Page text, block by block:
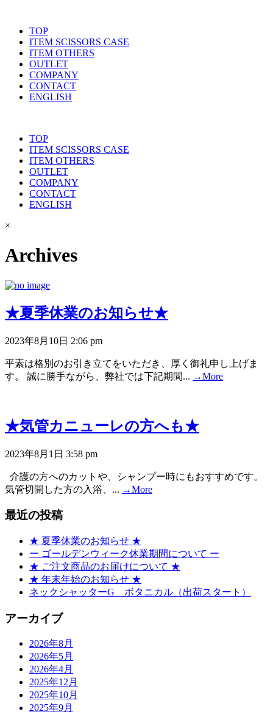
TOP
ITEM SCISSORS CASE
ITEM OTHERS
OUTLET
COMPANY
CONTACT
ENGLISH
TOP
ITEM SCISSORS CASE
ITEM OTHERS
OUTLET
COMPANY
CONTACT
ENGLISH
×
Archives
★夏季休業のお知らせ★
2023年8月10日 2:06 pm
平素は格別のお引き立てをいただき、厚く御礼申し上げま
す。 誠に勝手ながら、弊社では下記期間... →More
★気管カニューレの方へも★
2023年8月1日 3:58 pm
介護の方へのカットや、シャンプー時にもおすすめです。
気管切開した方の入浴、... →More
最近の投稿
★ 夏季休業のお知らせ ★
ー ゴールデンウィーク休業期間について ー
★ ご注文商品のお届けについて ★
★ 年末年始のお知らせ ★
ネックシャッターG ボタニカル（出荷スタート）
アーカイブ
2026年8月
2026年5月
2026年4月
2025年12月
2025年10月
2025年9月